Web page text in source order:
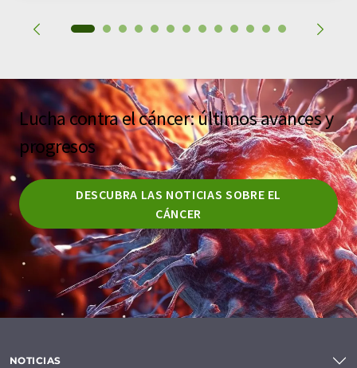
Lucha contra el cáncer: últimos avances y
progresos
DESCUBRA LAS NOTICIAS SOBRE EL
CÁNCER
NOTICIAS